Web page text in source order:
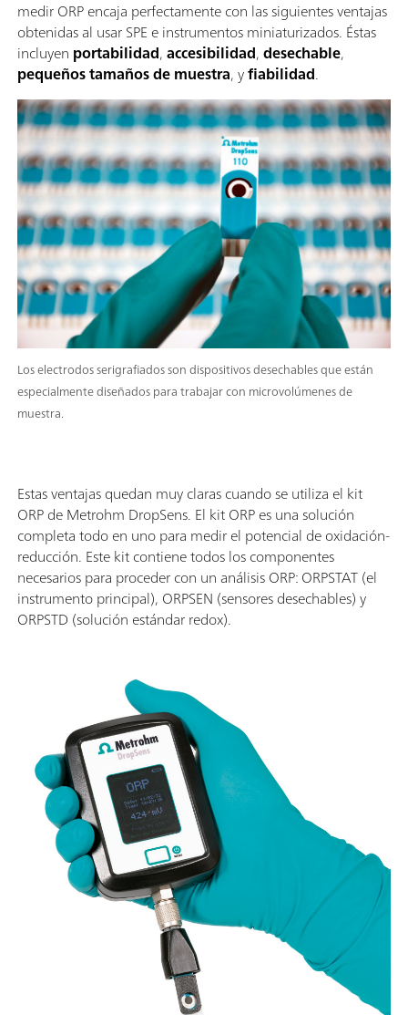
Los electrodos serigrafiados son dispositivos desechables que están
especialmente diseñados para trabajar con microvolúmenes de
muestra.
medir ORP encaja perfectamente con las siguientes ventajas
obtenidas al usar SPE e instrumentos miniaturizados. Éstas
incluyen portabilidad,accesibilidad,desechable,
pequeños tamaños de muestra, yfiabilidad.
Estas ventajas quedan muy claras cuando se utiliza el kit
ORP de Metrohm DropSens. El kit ORP es una solución
completa todo en uno para medir el potencial de oxidación-
reducción. Este kit contiene todos los componentes
necesarios para proceder con un análisis ORP: ORPSTAT (el
instrumento principal), ORPSEN (sensores desechables) y
ORPSTD (solución estándar redox).